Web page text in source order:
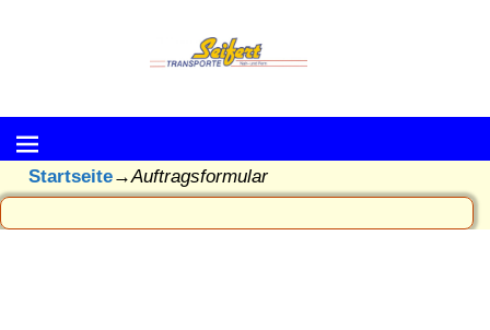
Startseite→Auftragsformular
Auftragsformular